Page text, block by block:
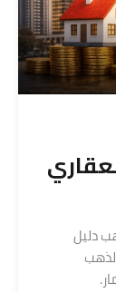
دليل
من الذهب